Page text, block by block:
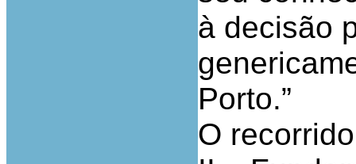
à decisão
Porto.”
O